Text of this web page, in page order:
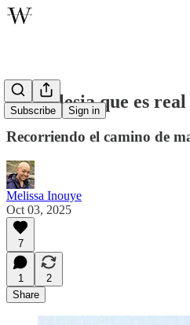
Subscribe Sign in
Una iglesia que es real
Recorriendo el camino de
Melissa Inouye
Oct 03, 2025
7
1
2
Share